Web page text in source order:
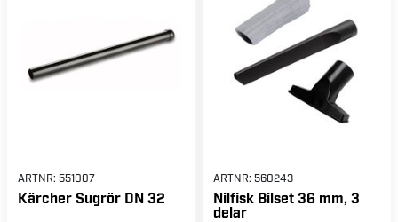
ARTNR: 551007
Kärcher Sugrör DN 32
ARTNR: 560243
Nilfisk Bilset 36 mm, 3
delar